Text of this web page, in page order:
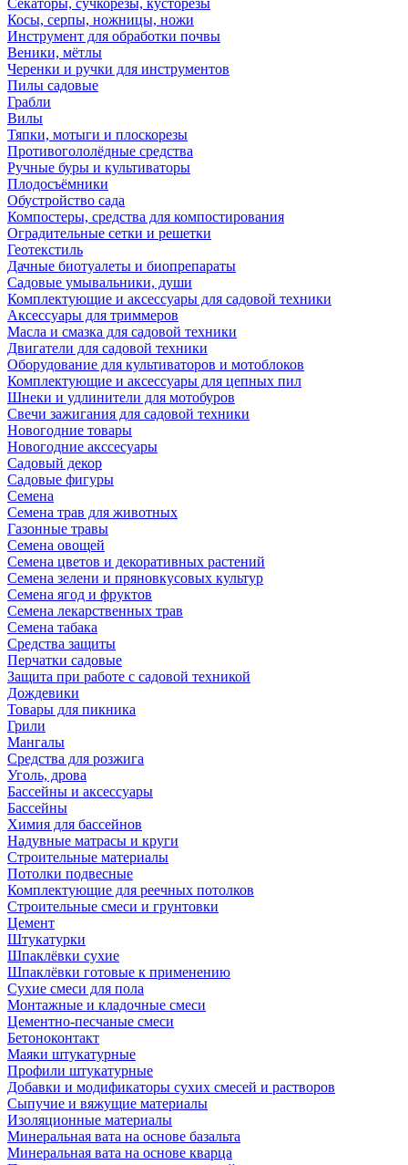
Секаторы, сучкорезы, кусторезы
Косы, серпы, ножницы, ножи
Инструмент для обработки почвы
Веники, мётлы
Черенки и ручки для инструментов
Пилы садовые
Грабли
Вилы
Тяпки, мотыги и плоскорезы
Противогололёдные средства
Ручные буры и культиваторы
Плодосъёмники
Обустройство сада
Компостеры, средства для компостирования
Оградительные сетки и решетки
Геотекстиль
Дачные биотуалеты и биопрепараты
Садовые умывальники, души
Комплектующие и аксессуары для садовой техники
Аксессуары для триммеров
Масла и смазка для садовой техники
Двигатели для садовой техники
Оборудование для культиваторов и мотоблоков
Комплектующие и аксессуары для цепных пил
Шнеки и удлинители для мотобуров
Свечи зажигания для садовой техники
Новогодние товары
Новогодние акссесуары
Садовый декор
Садовые фигуры
Семена
Семена трав для животных
Газонные травы
Семена овощей
Семена цветов и декоративных растений
Семена зелени и пряновкусовых культур
Семена ягод и фруктов
Семена лекарственных трав
Семена табака
Средства защиты
Перчатки садовые
Защита при работе с садовой техникой
Дождевики
Товары для пикника
Грили
Мангалы
Средства для розжига
Уголь, дрова
Бассейны и аксессуары
Бассейны
Химия для бассейнов
Надувные матрасы и круги
Строительные материалы
Потолки подвесные
Комплектующие для реечных потолков
Строительные смеси и грунтовки
Цемент
Штукатурки
Шпаклёвки сухие
Шпаклёвки готовые к применению
Сухие смеси для пола
Монтажные и кладочные смеси
Цементно-песчаные смеси
Бетоноконтакт
Маяки штукатурные
Профили штукатурные
Добавки и модификаторы сухих смесей и растворов
Сыпучие и вяжущие материалы
Изоляционные материалы
Минеральная вата на основе базальта
Минеральная вата на основе кварца